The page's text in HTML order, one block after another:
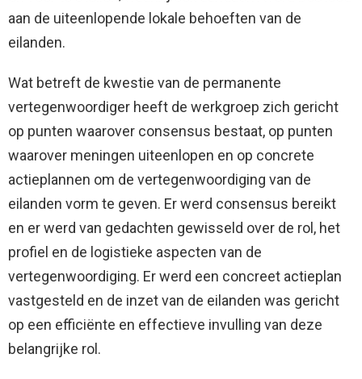
aan de uiteenlopende lokale behoeften van de
eilanden.
Wat betreft de kwestie van de permanente
vertegenwoordiger heeft de werkgroep zich gericht
op punten waarover consensus bestaat, op punten
waarover meningen uiteenlopen en op concrete
actieplannen om de vertegenwoordiging van de
eilanden vorm te geven. Er werd consensus bereikt
en er werd van gedachten gewisseld over de rol, het
profiel en de logistieke aspecten van de
vertegenwoordiging. Er werd een concreet actieplan
vastgesteld en de inzet van de eilanden was gericht
op een efficiënte en effectieve invulling van deze
belangrijke rol.